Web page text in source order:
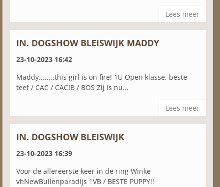
Lees meer
IN. DOGSHOW BLEISWIJK MADDY
23-10-2023 16:42
Maddy........this girl is on fire! 1U Open klasse, beste
teef / CAC / CACIB / BOS Zij is nu...
Lees meer
IN. DOGSHOW BLEISWIJK
23-10-2023 16:39
Voor de allereerste keer in de ring Winke
vhNewBullenparadijs 1VB / BESTE PUPPY!!